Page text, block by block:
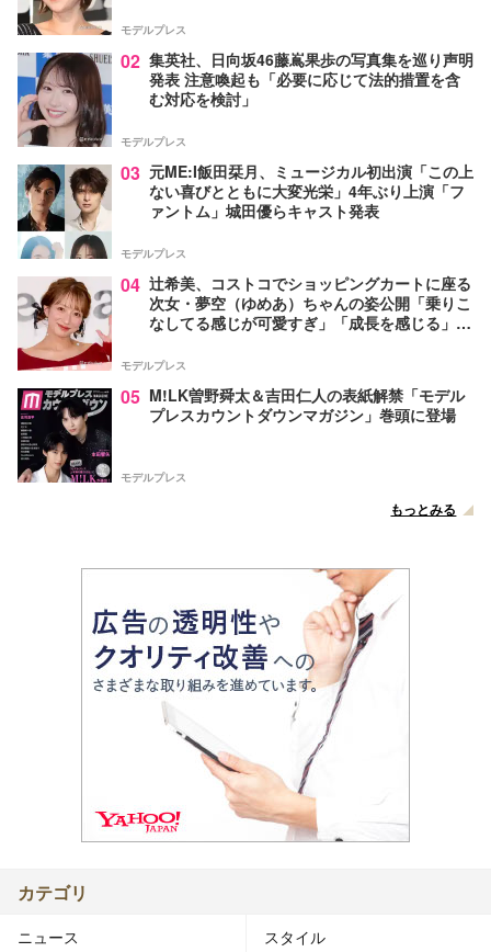
モデルプレス
02 集英社、日向坂46藤嶌果歩の写真集を巡り声明
発表 注意喚起も「必要に応じて法的措置を含
む対応を検討」
モデルプレス
03 元ME:I飯田栞月、ミュージカル初出演「この上
ない喜びとともに大変光栄」4年ぶり上演「フ
ァントム」城田優らキャスト発表
モデルプレス
04 辻希美、コストコでショッピングカートに座る
次女・夢空（ゆめあ）ちゃんの姿公開「乗りこ
なしてる感じが可愛すぎ」「成長を感じる」の
モデルプレス
05 M!LK曽野舜太＆吉田仁人の表紙解禁「モデル
プレスカウントダウンマガジン」巻頭に登場
モデルプレス
もっとみる
カテゴリ
ニュース スタイル